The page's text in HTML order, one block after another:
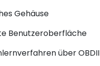
Gehäuse
Benutzeroberfläche
über OBDII